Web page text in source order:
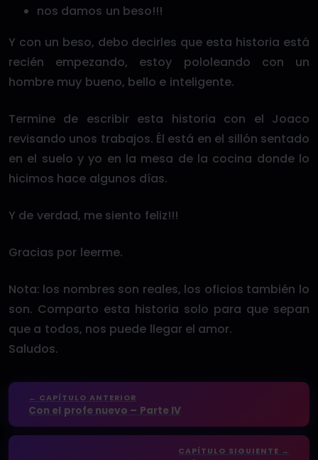
nos damos un beso!!!
Y con un beso, debo decirles que esta historia está
recién empezando, estoy pololeando con un
hombre muy bueno, bello e inteligente.
Termine de escribir esta historia con el Joaco
revisando unos trabajos. Él está en el sillón sentado
en el suelo y yo en la mesa de la cocina donde lo
hicimos hace algunos días.
Y de verdad, me siento feliz!!!
Gracias por leerme.
Nota: los nombres son reales, los oficios también lo
son. Comparto esta historia solo para que sepan
que a todos, nos puede llegar el amor.
Saludos.
← CAPÍTULO ANTERIOR
Con el profe nuevo – Parte IV
CAPÍTULO SIGUIENTE →